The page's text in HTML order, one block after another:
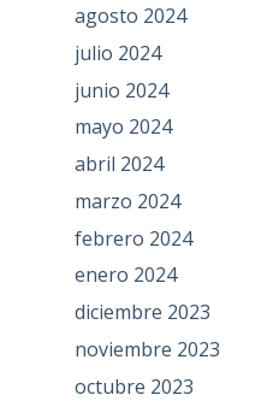
agosto 2024
julio 2024
junio 2024
mayo 2024
abril 2024
marzo 2024
febrero 2024
enero 2024
diciembre 2023
noviembre 2023
octubre 2023